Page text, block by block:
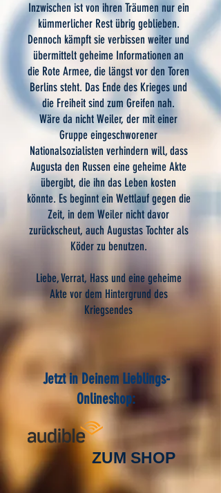
Inzwischen ist von ihren Träumen nur ein
kümmerlicher Rest übrig geblieben.
Dennoch kämpft sie verbissen weiter und
übermittelt geheime Informationen an
die Rote Armee, die längst vor den Toren
Berlins steht. Das Ende des Krieges und
die Freiheit sind zum Greifen nah.
Wäre da nicht Weiler, der mit einer
Gruppe eingeschworener
Nationalsozialisten verhindern will, dass
Augusta den Russen eine geheime Akte
übergibt, die ihn das Leben kosten
könnte. Es beginnt ein Wettlauf gegen die
Zeit, in dem Weiler nicht davor
zurückscheut, auch Augustas Tochter als
Köder zu benutzen.
Liebe, Verrat, Hass und eine geheime
Akte vor dem Hintergrund des
Kriegsendes
Jetzt in Deinem Lieblings-
Onlineshop:
ZUM SHOP